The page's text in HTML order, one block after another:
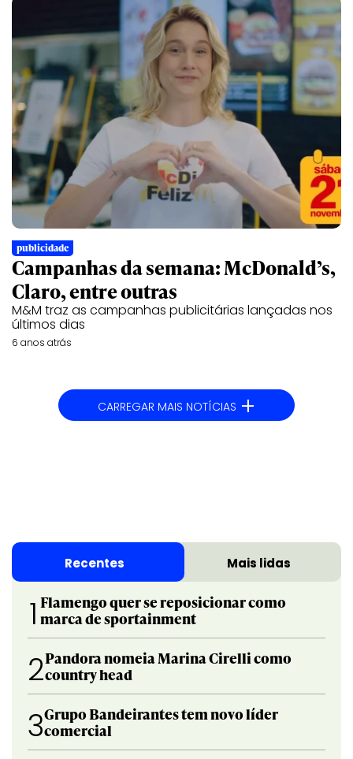
publicidade
Campanhas da semana: McDonald’s,
Claro, entre outras
M&M traz as campanhas publicitárias lançadas nos
últimos dias
6 anos atrás
CARREGAR MAIS NOTÍCIAS +
Recentes Mais lidas
1 Flamengo quer se reposicionar como
marca de sportainment
2Pandora nomeia Marina Cirelli como
country head
3Grupo Bandeirantes tem novo líder
comercial